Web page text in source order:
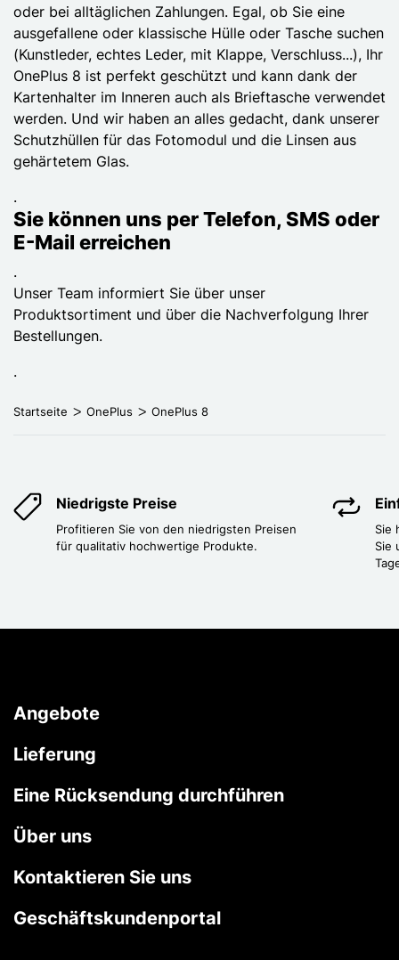
oder bei alltäglichen Zahlungen. Egal, ob Sie eine
ausgefallene oder klassische Hülle oder Tasche suchen
(Kunstleder, echtes Leder, mit Klappe, Verschluss...), Ihr
OnePlus 8 ist perfekt geschützt und kann dank der
Kartenhalter im Inneren auch als Brieftasche verwendet
werden. Und wir haben an alles gedacht, dank unserer
Schutzhüllen für das Fotomodul und die Linsen aus
gehärtetem Glas.
.
Sie können uns per Telefon, SMS oder
E-Mail erreichen
.
Unser Team informiert Sie über unser
Produktsortiment und über die Nachverfolgung Ihrer
Bestellungen.
.
Startseite OnePlus OnePlus 8
Niedrigste Preise
Profitieren Sie von den niedrigsten Preisen
für qualitativ hochwertige Produkte.
Sie
Sie
Angebote
Lieferung
Eine Rücksendung durchführen
Über uns
Kontaktieren Sie uns
Geschäftskundenportal